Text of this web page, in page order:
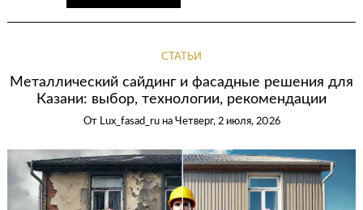
СТАТЬИ
Металлический сайдинг и фасадные решения для
Казани: выбор, технологии, рекомендации
От Lux_fasad_ru на Четверг, 2 июля, 2026